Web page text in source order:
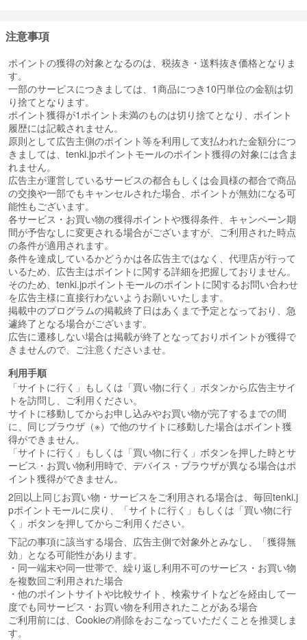
注意事項
ポイントの獲得の対象となるのは、税抜き・送料抜き価格となりま
す。
一部のサービスにつきましては、1商品につき10円単位の金額は切
り捨てとなります。
ポイント獲得が1ポイント未満のものは切り捨てとなり、ポイント
履歴には記載されません。
原則として広告主側のポイント等を利用して支払われた金額分につ
きましては、tenki.jpポイントモールのポイント獲得の対象には含ま
れません。
広告主が運営しているサービスの都合もしくは会員様の都合で商品
の交換や一部でもキャンセルされた場合、ポイントが無効になる可
能性もございます。
各サービス・お買い物の獲得ポイントや獲得条件、キャンペーン期
間が予告なしに変更される場合がございますが、ご利用された時点
の条件が適用されます。
条件を達成しているかどうかは各広告主ではなく、代理店が行って
いるため、広告主はポイントに関する詳細を把握しておりません。
そのため、tenki.jpポイントモールのポイントに関するお問い合わせ
を広告主様に直接行わないようお願いいたします。
掲載中のプログラムの掲載終了日はあくまで予定となっており、急
遽終了となる場合がございます。
広告に遷移しない場合は掲載が終了となっておりポイントが獲得で
きませんので、ご注意くださいませ。
利用手順
「サイトに行く」もしくは「買い物に行く」ボタンから広告主サイ
トを訪問し、ご利用ください。
サイトに移動してからお申し込みやお買い物が完了するまでの間
に、同じブラウザ（※）で他のサイトに移動した場合はポイント獲
得ができません。
「サイトに行く」もしくは「買い物に行く」ボタンを押した時とサ
ービス・お買い物利用時で、デバイス・ブラウザが異なる場合はポ
イント獲得ができません。
2回以上同じお買い物・サービスをご利用される場合は、毎回tenki.j
pポイントモールに戻り、「サイトに行く」もしくは「買い物に行
く」ボタンを押してからご利用ください。
下記の事項に該当する場合、広告主側で対象外とみなし、「獲得無
効」となる可能性があります。
・同一端末や同一世帯で、繰り返し利用不可のサービス・お買い物
を複数回ご利用された場合
・他のポイントサイトや比較サイト、検索サイトなどを経由して一
度でも同サービス・お買い物を利用されたことがある場合
ご利用前には、Cookieの削除をおこなっていただくことを推奨しま
す。